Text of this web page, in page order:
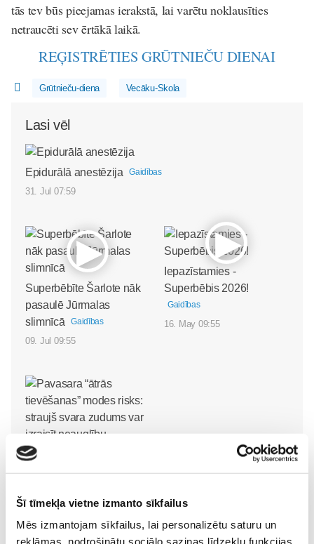
Šī tīmekļa vietne izmanto sīkfailus
Mēs izmantojam sīkfailus, lai personalizētu saturu un
reklāmas, nodrošinātu sociālo saziņas līdzekļu funkcijas
tās tev būs pieejamas ierakstā, lai varētu noklausīties
netraucēti sev ērtākā laikā.
REĢISTRĒTIES GRŪTNIEČU DIENAI
Grūtnieču-diena Vecāku-Skola
Lasi vēl
Epidurālā anestēzija Gaidības
31. Jul 07:59
Superbēbīte Šarlote nāk
pasaulē Jūrmalas
slimnīcā
Gaidības
09. Jul 09:55
Iepazīstamies -
Superbēbis 2026!
Gaidības
16. May 09:55
Pavasara “ātrās
tievēšanas” modes risks:
izraisīt neauglību
Gaidības
08. May 09:34